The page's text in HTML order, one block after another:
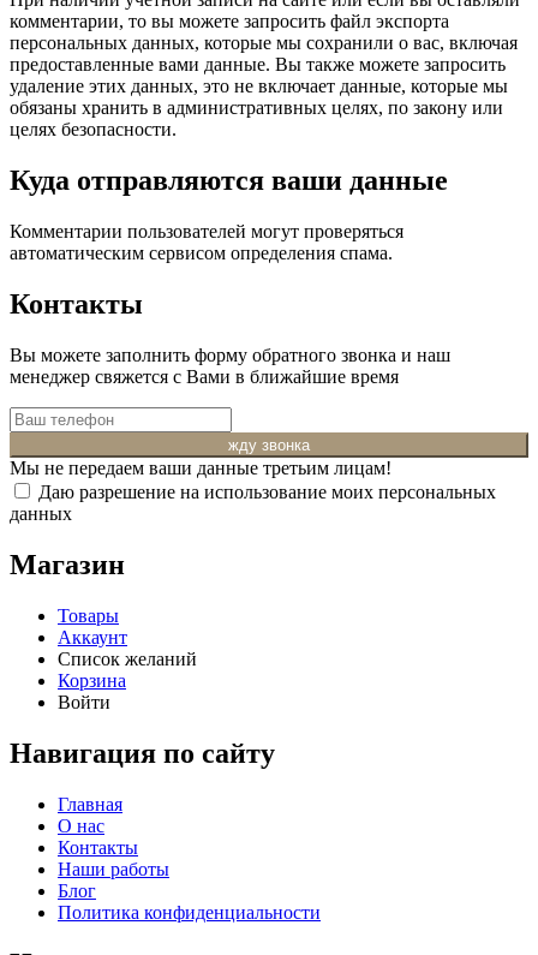
комментарии, то вы можете запросить файл экспорта
персональных данных, которые мы сохранили о вас, включая
предоставленные вами данные. Вы также можете запросить
удаление этих данных, это не включает данные, которые мы
обязаны хранить в административных целях, по закону или
целях безопасности.
Куда отправляются ваши данные
Комментарии пользователей могут проверяться
автоматическим сервисом определения спама.
Контакты
Вы можете заполнить форму обратного звонка и наш
менеджер свяжется с Вами в ближайшие время
жду звонка
Мы не передаем ваши данные третьим лицам!
Даю разрешение на использование моих персональных
данных
Магазин
Товары
Аккаунт
Список желаний
Корзина
Войти
Навигация по сайту
Главная
О нас
Контакты
Наши работы
Блог
Политика конфиденциальности